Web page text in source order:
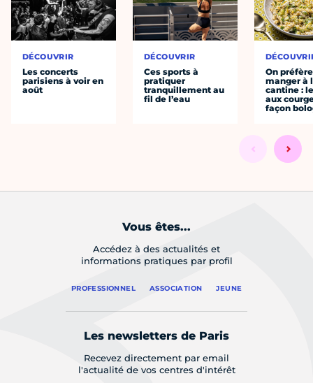
DÉCOUVRIR
Les concerts
parisiens à voir en
août
DÉCOUVRIR
Ces sports à
pratiquer
tranquillement au
fil de l’eau
On préfère
manger à
cantine :
aux
façon
Vous êtes...
Accédez à des actualités et
informations pratiques par profil
PROFESSIONNEL ASSOCIATION JEUNE
Les newsletters de Paris
Recevez directement par email
l'actualité de vos centres d'intérêt